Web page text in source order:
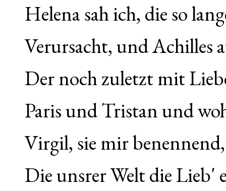
Helena sah ich, die so
Verursacht, und Achilles
Der noch zuletzt mit
Paris und Tristan und
Virgil, sie mir
Die unsrer Welt die Lieb'